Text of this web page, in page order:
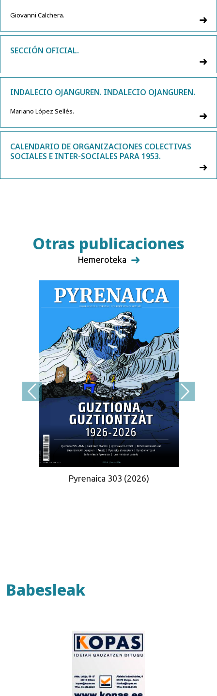
Giovanni Calchera.
SECCIÓN OFICIAL.
INDALECIO OJANGUREN. INDALECIO OJANGUREN.
Mariano López Sellés.
CALENDARIO DE ORGANIZACIONES COLECTIVAS
SOCIALES E INTER-SOCIALES PARA 1953.
Otras publicaciones
Hemeroteka
Pyrenaica 303 (2026)
Babesleak